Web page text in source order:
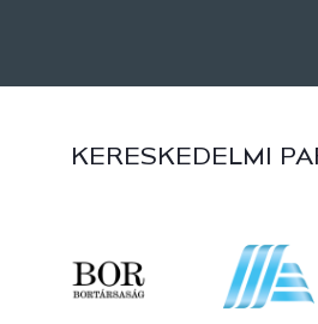
KERESKEDELMI